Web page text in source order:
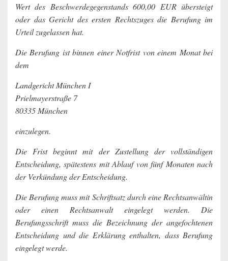
Wert des Beschwerdegegenstands 600,00 EUR übersteigt
oder das Gericht des ersten Rechtszuges die Berufung im
Urteil zugelassen hat.
Die Berufung ist binnen einer Notfrist von einem Monat bei
dem
Landgericht München I
Prielmayerstraße 7
80335 München
einzulegen.
Die Frist beginnt mit der Zustellung der vollständigen
Entscheidung, spätestens mit Ablauf von fünf Monaten nach
der Verkündung der Entscheidung.
Die Berufung muss mit Schriftsatz durch eine Rechtsanwältin
oder einen Rechtsanwalt eingelegt werden. Die
Berufungsschrift muss die Bezeichnung der angefochtenen
Entscheidung und die Erklärung enthalten, dass Berufung
eingelegt werde.